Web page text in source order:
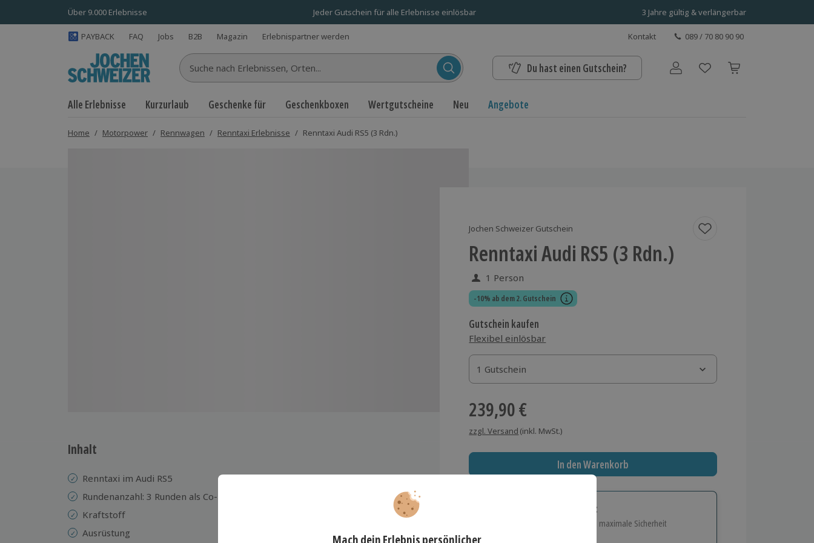
Über 9.000 Erlebnisse Jeder Gutschein für alle Erlebnisse einlösbar 3 Jahre gültig & verlängerbar
PAYBACK FAQ Jobs B2B Magazin Erlebnispartner werden Kontakt 089 / 70 80 90 90
Suche nach Erlebnissen... Du hast einen Gutschein? Benutzerkonto
Alle Erlebnisse Kurzurlaub Geschenke für Geschenkboxen Wertgutscheine Neu Angebote
Home / Motorpower / Rennwagen / Renntaxi Erlebnisse / Renntaxi Audi RS5 (3 Rdn.)
Jochen Schweizer Gutschein
Renntaxi Audi RS5 (3 Rdn.)
1 Person
-10% ab dem 2. Gutschein
Gutschein kaufen
Flexibel einlösbar
1 Gutschein
1 Gutschein
1 Gutschein
239,90 €
zzgl. Versand (inkl. MwSt.)
In den Warenkorb
Immer das richtige Geschenk:
Große Auswahl, volle Flexibilität und maximale Sicherheit
Inhalt
Renntaxi im Audi RS5
Rundenanzahl: 3 Runden als Co-Pilot
Kraftstoff
Ausrüstung